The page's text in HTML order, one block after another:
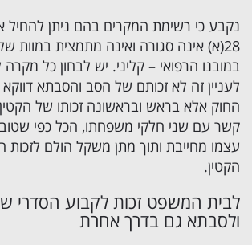
נקבע כי רשימת המקרים בהם ניתן להחיל
28(א) אינה סגורה ואינה מתמצית במוות
במובנו הרפואי – קליני. יש לבחון כל
לעניין זה לא זכותם של הסב והסבתא
החוק אלא בראש ובראשונה זכותו של
קשר עם שני חלקי משפחתו, הכל כפי
עצמו מחייבת ותוך מתן משקל הולם
הקטין.
לבית המשפט זכות לקבוע הסדרי
ולסבתא גם בדרך אחרת